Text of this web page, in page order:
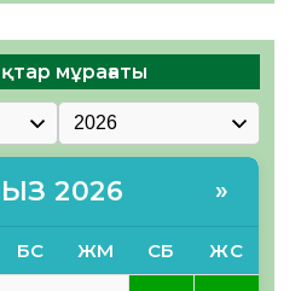
мұрағаты
2026 »
БС ЖМ СБ ЖС